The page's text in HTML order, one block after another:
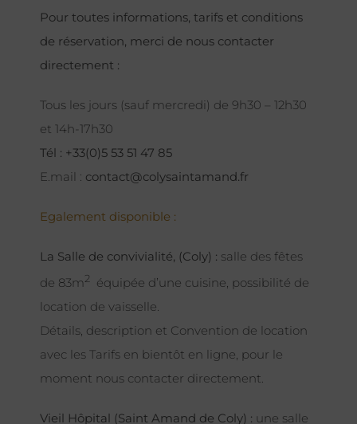
Pour toutes informations, tarifs et conditions
de réservation, merci de nous contacter
directement :
Tous les jours (sauf mercredi) de 9h30 – 12h30
et 14h-17h30
Tél : +33(0)5 53 51 47 85
E.mail : contact@colysaintamand.fr
Egalement disponible :
La Salle de convivialité, (Coly) : salle des fêtes
de 83m2 équipée d’une cuisine, possibilité de
location de vaisselle.
Détails, description et Convention de location
avec les Tarifs en bientôt en ligne, pour le
moment nous contacter directement.
Vieil Hôpital (Saint Amand de Coly) : une salle